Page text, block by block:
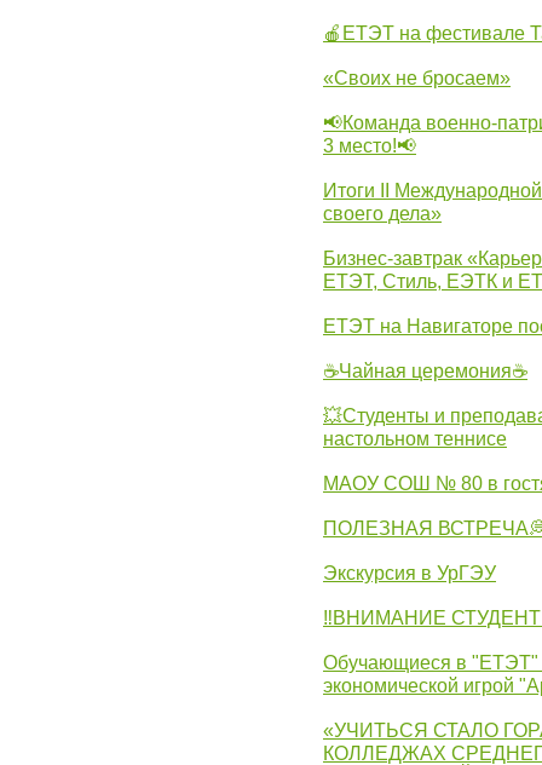
🍎ЕТЭТ на фестивале
«Своих не бросаем»
📢Команда военно-
3 место!📢
Итоги II
своего дела»
Бизнес-завтрак
ЕТЭТ, Стиль, ЕЭТК и
ЕТЭТ на Навигаторе
☕Чайная церемония☕
💥Студенты и
настольном теннисе
МАОУ СОШ № 80 в
ПОЛЕЗНАЯ
Экскурсия в УрГЭУ
‼ВНИМАНИЕ
Обучающиеся в "ЕТЭТ"
экономической игрой
«УЧИТЬСЯ СТАЛО
КОЛЛЕДЖАХ